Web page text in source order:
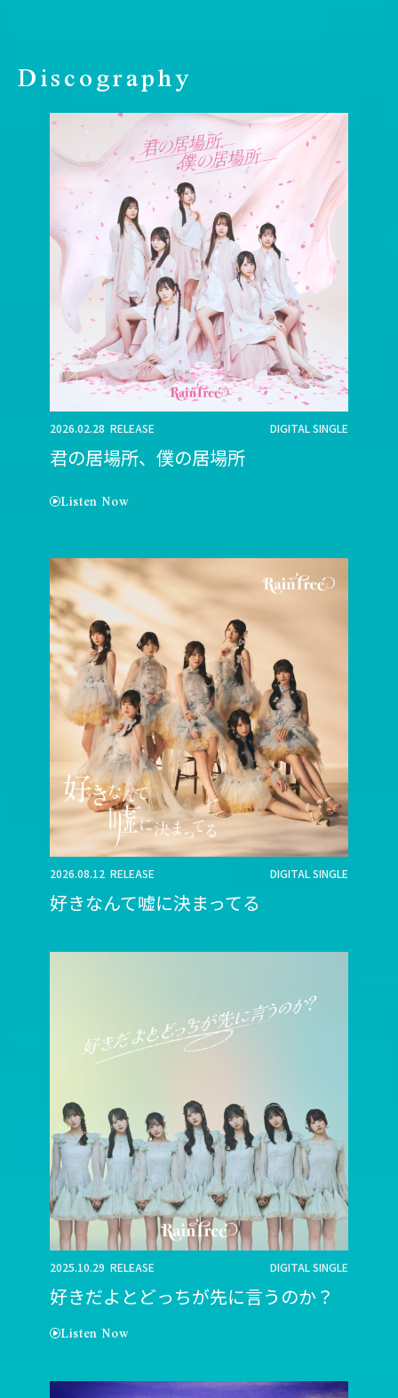
Discography
2026.02.28 RELEASE DIGITAL SINGLE
君の居場所、僕の居場所
Listen Now
2026.08.12 RELEASE DIGITAL SINGLE
好きなんて嘘に決まってる
2025.10.29 RELEASE DIGITAL SINGLE
好きだよとどっちが先に言うのか？
Listen Now